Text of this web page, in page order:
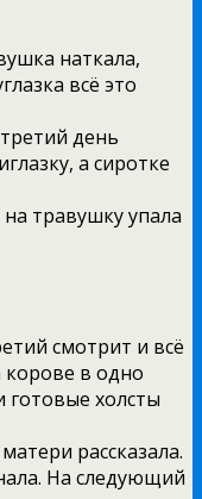
наткала,
всё это
день
а сиротке
травушку упала
смотрит и всё
в одно
готовые холсты
рассказала.
На следующий